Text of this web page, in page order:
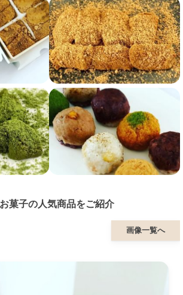
菓子の人気商品をご紹介
画像一覧へ